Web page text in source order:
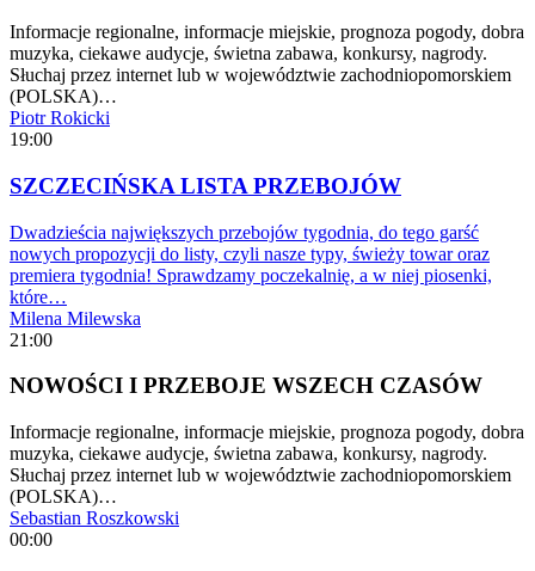
Informacje regionalne, informacje miejskie, prognoza pogody, dobra
muzyka, ciekawe audycje, świetna zabawa, konkursy, nagrody.
Słuchaj przez internet lub w województwie zachodniopomorskiem
(POLSKA)…
Piotr Rokicki
19:00
SZCZECIŃSKA LISTA PRZEBOJÓW
Dwadzieścia największych przebojów tygodnia, do tego garść
nowych propozycji do listy, czyli nasze typy, świeży towar oraz
premiera tygodnia! Sprawdzamy poczekalnię, a w niej piosenki,
które…
Milena Milewska
21:00
NOWOŚCI I PRZEBOJE WSZECH CZASÓW
Informacje regionalne, informacje miejskie, prognoza pogody, dobra
muzyka, ciekawe audycje, świetna zabawa, konkursy, nagrody.
Słuchaj przez internet lub w województwie zachodniopomorskiem
(POLSKA)…
Sebastian Roszkowski
00:00